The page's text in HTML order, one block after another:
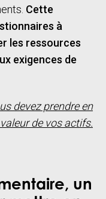
Cette
à
les ressources
exigences de
devez prendre en
de vos actifs.
un